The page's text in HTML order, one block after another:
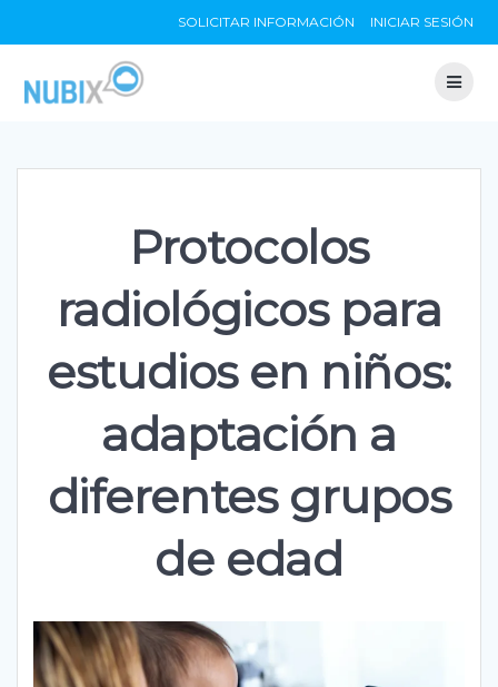
to
SOLICITAR INFORMACIÓN INICIAR SESIÓN
Protocolos
radiológicos para
estudios en niños:
adaptación a
diferentes grupos
de edad